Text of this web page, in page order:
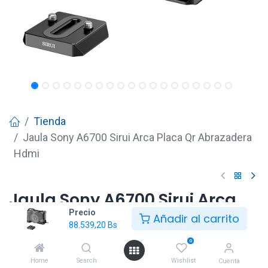
Precio
88.539,20 Bs Añadir al carrito
Home Search
0
Wishlist Cuenta
Tienda
Jaula Sony A6700 Sirui Arca Placa Qr Abrazadera
Hdmi
Jaula Sony A6700 Sirui Arca
Placa Qr Abrazadera Hdmi
88.539,20 Bs